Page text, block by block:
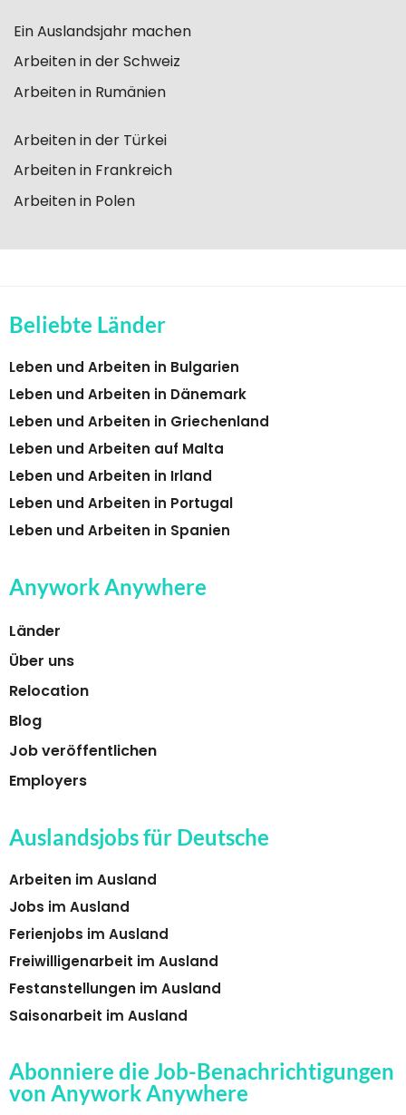
Ein Auslandsjahr machen
Arbeiten in der Schweiz
Arbeiten in Rumänien
Arbeiten in der Türkei
Arbeiten in Frankreich
Arbeiten in Polen
Beliebte Länder
Leben und Arbeiten in Bulgarien
Leben und Arbeiten in Dänemark
Leben und Arbeiten in Griechenland
Leben und Arbeiten auf Malta
Leben und Arbeiten in Irland
Leben und Arbeiten in Portugal
Leben und Arbeiten in Spanien
Anywork Anywhere
Länder
Über uns
Relocation
Blog
Job veröffentlichen
Employers
Auslandsjobs für Deutsche
Arbeiten im Ausland
Jobs im Ausland
Ferienjobs im Ausland
Freiwilligenarbeit im Ausland
Festanstellungen im Ausland
Saisonarbeit im Ausland
Abonniere die Job-Benachrichtigungen
von Anywork Anywhere